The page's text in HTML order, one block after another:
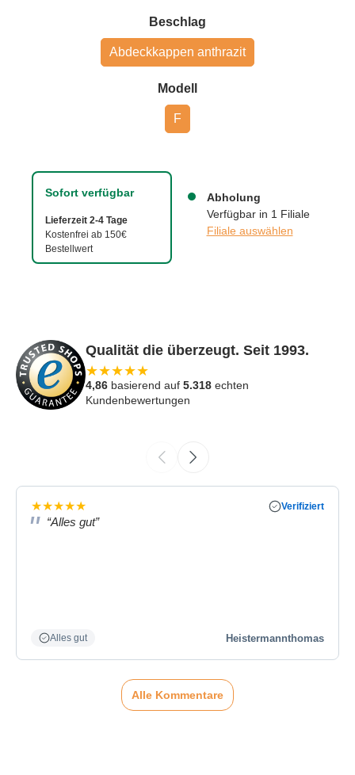
Sofort verfügbar
Lieferzeit 2-4 Tage
Kostenfrei ab 150€
Bestellwert
Abholung
Verfügbar in 1 Filiale
Filiale auswählen
Beschlag
Abdeckkappen anthrazit
Modell auswählen
F
Qualität die überzeugt. Seit 1993.
★★★★★
4,86 basierend auf 5.318 echten
Kundenbewertungen
★★★★★ Verifiziert
“Alles gut”
Alles gut Heistermannthomas
Alle Kommentare